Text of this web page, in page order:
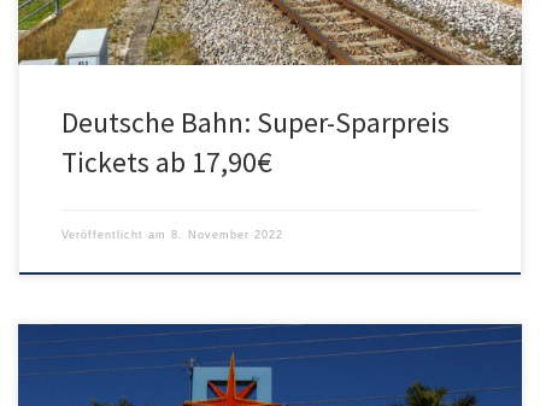
Deutsche Bahn: Super-Sparpreis
Tickets ab 17,90€
Veröffentlicht am 8. November 2022